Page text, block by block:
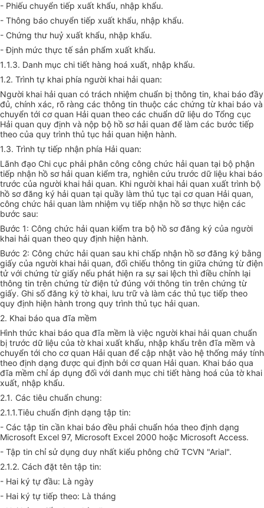
- Phiếu chuyển tiếp xuất khẩu, nhập khẩu.
- Thông báo chuyển tiếp xuất khẩu, nhập khẩu.
- Chứng thư huỷ xuất khẩu, nhập khẩu.
- Định mức thực tế sản phẩm xuất khẩu.
1.1.3. Danh mục chi tiết hàng hoá xuất, nhập khẩu.
1.2. Trình tự khai phía người khai hải quan:
Người khai hải quan có trách nhiệm chuẩn bị thông tin, khai báo đầy
đủ, chính xác, rõ ràng các thông tin thuộc các chứng từ khai báo và
chuyển tới cơ quan Hải quan theo các chuẩn dữ liệu do Tổng cục
Hải quan quy định và nộp bộ hồ sơ hải quan để làm các bước tiếp
theo của quy trình thủ tục hải quan hiện hành.
1.3. Trình tự tiếp nhận phía Hải quan:
Lãnh đạo Chi cục phải phân công công chức hải quan tại bộ phận
tiếp nhận hồ sơ hải quan kiểm tra, nghiên cứu trước dữ liệu khai báo
trước của người khai hải quan. Khi người khai hải quan xuất trình bộ
hồ sơ đăng ký hải quan tại quầy làm thủ tục tại cơ quan Hải quan,
công chức hải quan làm nhiệm vụ tiếp nhận hồ sơ thực hiện các
bước sau:
Bước 1: Công chức hải quan kiểm tra bộ hồ sơ đăng ký của người
khai hải quan theo quy định hiện hành.
Bước 2: Công chức hải quan sau khi chấp nhận hồ sơ đăng ký bằng
giấy của người khai hải quan, đối chiếu thông tin giữa chứng từ điện
tử với chứng từ giấy nếu phát hiện ra sự sai lệch thì điều chỉnh lại
thông tin trên chứng từ điện tử đúng với thông tin trên chứng từ
giấy. Ghi số đăng ký tờ khai, lưu trữ và làm các thủ tục tiếp theo
quy định hiện hành trong quy trình thủ tục hải quan.
2. Khai báo qua đĩa mềm
Hình thức khai báo qua đĩa mềm là việc người khai hải quan chuẩn
bị trước dữ liệu của tờ khai xuất khẩu, nhập khẩu trên đĩa mềm và
chuyển tới cho cơ quan Hải quan để cập nhật vào hệ thống máy tính
theo định dạng được qui định bởi cơ quan Hải quan. Khai báo qua
đĩa mềm chỉ áp dụng đối với danh mục chi tiết hàng hoá của tờ khai
xuất, nhập khẩu.
2.1. Các tiêu chuẩn chung:
2.1.1.Tiêu chuẩn định dạng tập tin:
- Các tập tin cần khai báo đều phải chuẩn hóa theo định dạng
Microsoft Excel 97, Microsoft Excel 2000 hoặc Microsoft Access.
- Tập tin chỉ sử dụng duy nhất kiểu phông chữ TCVN "Arial".
2.1.2. Cách đặt tên tập tin:
- Hai ký tự đầu: Là ngày
- Hai ký tự tiếp theo: Là tháng